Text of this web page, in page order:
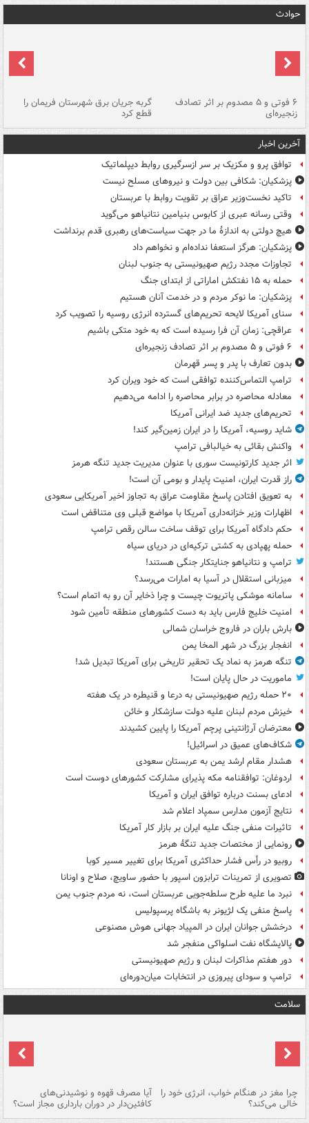
حوادث
۶ فوتی و ۵ مصدوم بر اثر تصادف
زنجیره‌ای
گربه جریان برق شهرستان فریمان را
قطع کرد
آخرین اخبار
توافق پرو و مکزیک بر سر ازسرگیری روابط دیپلماتیک
پزشکیان: شکافی بین دولت و نیروهای مسلح نیست
تاکید نخست‌وزیر عراق بر تقویت روابط با عربستان
وقتی رسانه عبری از کابوس بنیامین نتانیاهو می‌گوید
هیچ دولتی به اندازۀ ما در جهت سیاست‌های رهبری قدم برنداشت
پزشکیان: هرگز استعفا نداده‌ام و نخواهم داد
تجاوزات مجدد رژیم صهیونیستی به جنوب لبنان
حمله به ۱۵ نفتکش‌ اماراتی از ابتدای جنگ
پزشکیان: ما نوکر مردم و در خدمت آنان هستیم
سنای آمریکا لایحه تحریم‌های گسترده انرژی روسیه را تصویب کرد
عراقچی: زمان آن فرا رسیده است که به خود متکی باشیم
۶ فوتی و ۵ مصدوم بر اثر تصادف زنجیره‌ای
بدون تعارف با پدر و پسر قهرمان
ترامپ التماس‌کننده توافقی است که خود ویران کرد
معادله محاصره در برابر محاصره را ادامه می‌دهیم
تحریم‌های جدید ضد ایرانی آمریکا
شاید روسیه، آمریکا را در ایران زمین‌گیر کند!
واکنش بقائی به خیالبافی ترامپ
اثر جدید کارتونیست سوری با عنوان مدیریت جدید تنگه هرمز
راز قدرت ایران، امنیت پایدار و بومی آن است!
به تعویق افتادن پاسخ مقاومت عراق به تجاوز اخیر آمریکایی سعودی
اظهارات وزیر خزانه‌داری آمریکا با مواضع قبلی وی متناقض است
حکم دادگاه آمریکا برای توقف ساخت سالن رقص ترامپ
حمله پهپادی به کشتی ترکیه‌ای در دریای سیاه
ترامپ و نتانیاهو جنایتکار جنگی هستند!
میزبانی استقلال در آسیا به امارات می‌رسد؟
سامانه موشکی پاتریوت چیست و چرا ذخایر آن رو به اتمام است؟
امنیت خلیج فارس باید به دست کشورهای منطقه تأمین شود
بارش باران در فاروج خراسان شمالی
انفجار بزرگ در شهر المخا یمن
تنگه هرمز به نماد یک تحقیر تاریخی برای آمریکا تبدیل شد!
ماموریت در حال پایان است!
۲۰ حمله رژیم صهیونیستی به درعا و قنیطره در یک هفته
خیزش مردم لبنان علیه دولت سازشکار و خائن
معترضان آرژانتینی پرچم آمریکا را پایین کشیدند
شکاف‌های عمیق در اسرائیل!
هشدار مقام ارشد یمن به عربستان سعودی
اردوغان: توافقنامه مکه پذیرای مشارکت کشورهای دوست است
ادعای بسنت درباره توافق ایران و آمریکا
نتایج آزمون مدارس سمپاد اعلام شد
تاثیرات منفی جنگ علیه ایران بر بازار کار آمریکا
رونمایی از مختصات جدید تنگۀ هرمز
روبیو در رأس فشار حداکثری آمریکا برای تغییر مسیر کوبا
تصویری از تمرینات ترابزون اسپور با حضور ساویچ، صلاح و اونانا
نبرد ما علیه طرح سلطه‌جویی عربستان است، نه مردم جنوب یمن
پاسخ منفی یک لژیونر به باشگاه پرسپولیس
درخشش جوانان ایران در المپیاد جهانی هوش مصنوعی
پالایشگاه نفت اسلواکی منفجر شد
دور هفتم مذاکرات لبنان و رژیم صهیونیستی
ترامپ و سودای پیروزی در انتخابات میان‌دوره‌ای
سلامت
چرا مغز در هنگام خواب، انرژی خود را
خالی می‌کند؟
آیا مصرف قهوه و نوشیدنی‌های
کافئین‌دار در دوران بارداری مجاز است؟